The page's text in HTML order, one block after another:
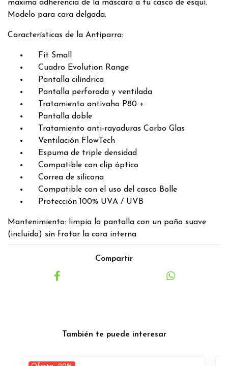
máxima adherencia de la máscara a tu casco de esquí.
Modelo para cara delgada.
Características de la Antiparra:
Fit Small
Cuadro Evolution Range
Pantalla cilíndrica
Pantalla perforada y ventilada
Tratamiento antivaho P80 +
Pantalla doble
Tratamiento anti-rayaduras Carbo Glas
Ventilación FlowTech
Espuma de triple densidad
Compatible con clip óptico
Correa de silicona
Compatible con el uso del casco Bolle
Protección 100% UVA / UVB
Mantenimiento: limpia la pantalla con un paño suave
(incluido) sin frotar la cara interna
Compartir
También te puede interesar